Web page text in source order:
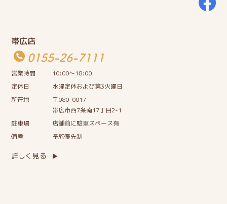
帯広店
0155-26-7111
営業時間
10:00〜18:00
定休日
水曜定休および第3火曜日
所在地
〒080-0017
帯広市西7条南17丁目2-1
駐車場
店舗前に駐車スペース有
備考
予約優先制
詳しく見る